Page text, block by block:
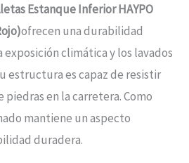
Estanque Inferior HAYPO
ofrecen una durabilidad
climática y los lavados
estructura es capaz de resistir
en la carretera. Como
mantiene un aspecto
duradera.